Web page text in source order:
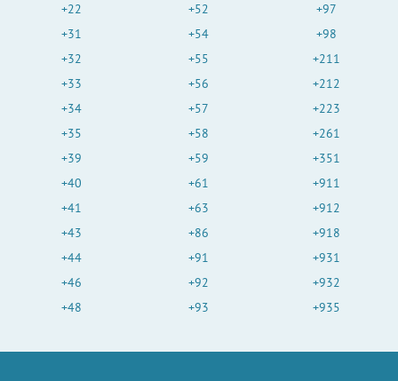
+22
+31
+32
+33
+34
+35
+39
+40
+41
+43
+44
+46
+48
+52
+54
+55
+56
+57
+58
+59
+61
+63
+86
+91
+92
+93
+97
+98
+211
+212
+223
+261
+351
+911
+912
+918
+931
+932
+935